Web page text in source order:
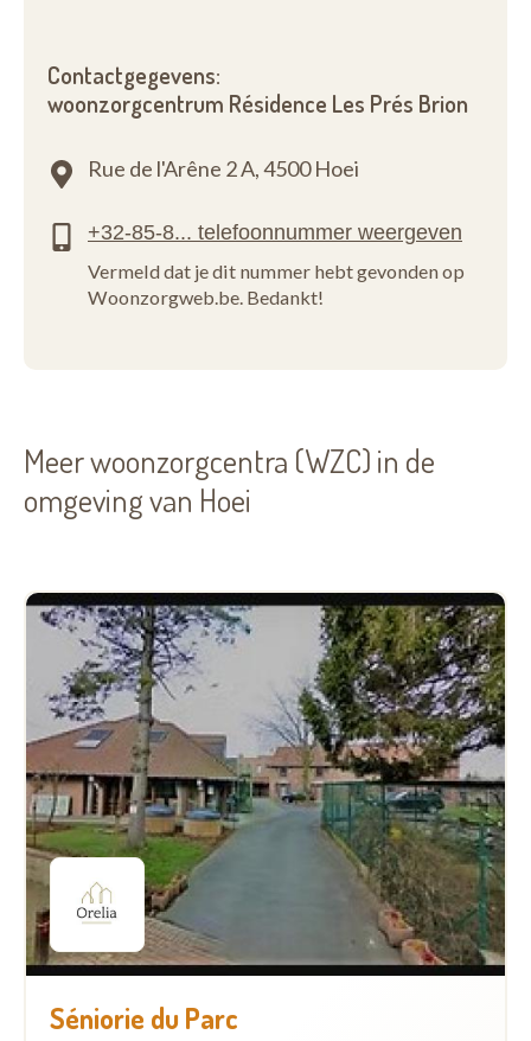
Contactgegevens:
woonzorgcentrum Résidence Les Prés Brion
Rue de l'Arêne 2 A,4500 Hoei
Vermeld dat je dit nummer hebt gevonden op
Woonzorgweb.be. Bedankt!
Meer woonzorgcentra (WZC) in de
omgeving van Hoei
Séniorie du Parc